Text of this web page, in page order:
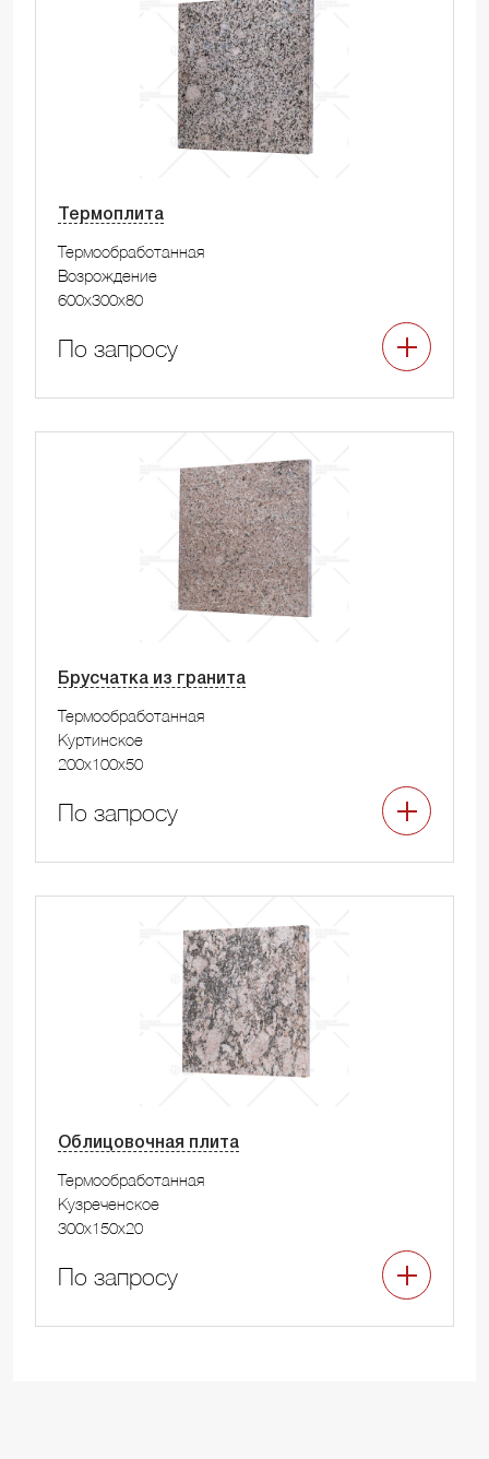
Термоплита
Термообработанная
Возрождение
600x300x80
По запросу
Брусчатка из гранита
Термообработанная
Куртинское
200x100x50
По запросу
Облицовочная плита
Термообработанная
Кузреченское
300x150x20
По запросу